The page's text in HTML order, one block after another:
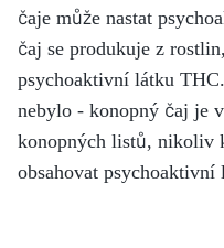
čaje může nastat
čaj se produkuje z
psychoaktivní látku
nebylo - konopný čaj je
konopných listů, nikoliv
obsahovat psychoaktivní